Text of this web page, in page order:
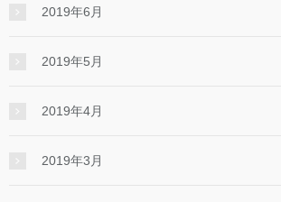
2019年6月
2019年5月
2019年4月
2019年3月